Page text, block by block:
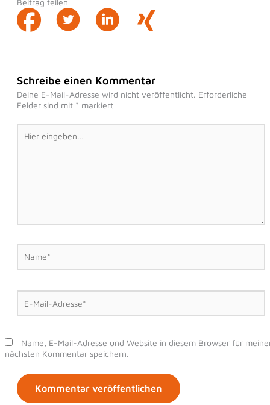
Beitrag teilen
Schreibe einen Kommentar
Deine E-Mail-Adresse wird nicht veröffentlicht. Erforderliche
Felder sind mit * markiert
Hier
eingeben…
Name*
E-
Mail-
Adresse*
Name, E-Mail-Adresse und Website in diesem Browser für
nächsten Kommentar speichern.